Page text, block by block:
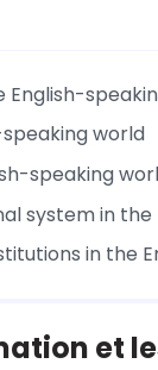
English-
world
speaking
system in
in the
et